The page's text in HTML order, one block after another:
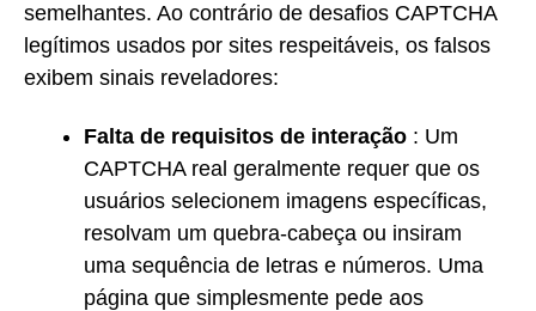
semelhantes. Ao contrário de desafios CAPTCHA
legítimos usados por sites respeitáveis, os falsos
exibem sinais reveladores:
Falta de requisitos de interação : Um
CAPTCHA real geralmente requer que os
usuários selecionem imagens específicas,
resolvam um quebra-cabeça ou insiram
uma sequência de letras e números. Uma
página que simplesmente pede aos